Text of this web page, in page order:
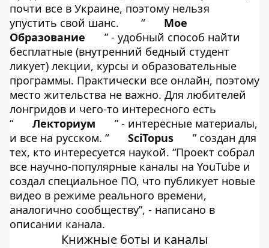
почти все в Украине, поэтому нельзя
упустить свой шанс.
“
Мое
Образование
” - удобный способ найти
бесплатные (внутренний бедный студент
ликует) лекции, курсы и образовательные
программы. Практически все онлайн, поэтому
место жительства не важно. Для любителей
лонгридов и чего-то интересного есть
“
Лекториум
” - интересные материалы,
и все на русском. “
SciTopus
” создан для
тех, кто интересуется наукой. “Проект собрал
все научно-популярные каналы на YouTube и
создал специальное ПО, что публикует новые
видео в режиме реального времени,
аналогично сообществу”, - написано в
описании канала.
Книжные боты и каналы